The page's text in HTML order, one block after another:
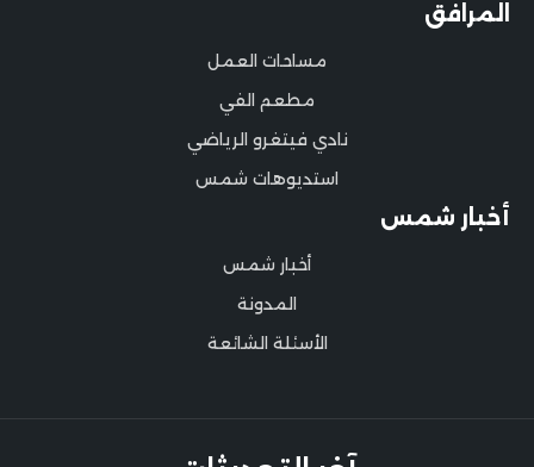
المرافق
مساحات العمل
مطعم الفي
نادي فيتغرو الرياضي
استديوهات شمس
أخبار شمس
أخبار شمس
المدونة
الأسئلة الشائعة